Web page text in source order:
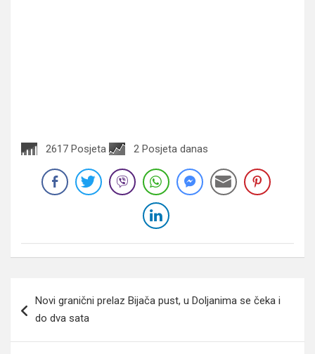
2617 Posjeta 2 Posjeta danas
članaka
Novi granični prelaz Bijača pust, u Doljanima se čeka i
do dva sata